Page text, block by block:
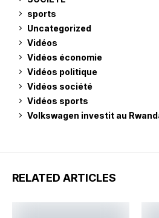
sports
Uncategorized
Vidéos
Vidéos économie
Vidéos politique
Vidéos société
Vidéos sports
Volkswagen investit au
RELATED ARTICLES